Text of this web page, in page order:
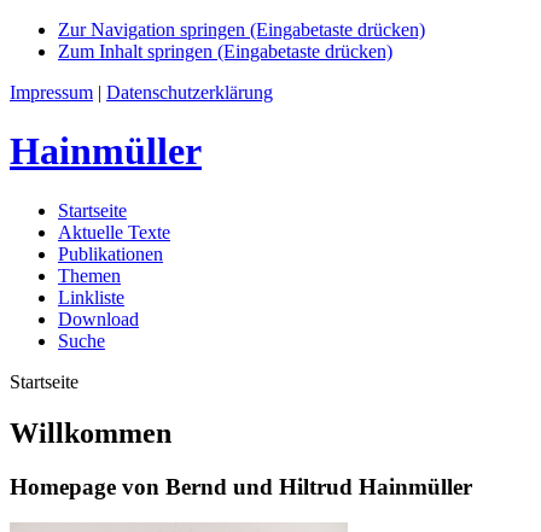
Zur Navigation springen (Eingabetaste drücken)
Zum Inhalt springen (Eingabetaste drücken)
Impressum | Datenschutzerklärung
Hainmüller
Startseite
Aktuelle Texte
Publikationen
Themen
Linkliste
Download
Suche
Startseite
Willkommen
Homepage von Bernd und Hiltrud Hainmüller